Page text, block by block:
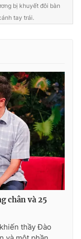
bị khuyết đôi bàn
tay trái.
chân và 25
thầy Đào